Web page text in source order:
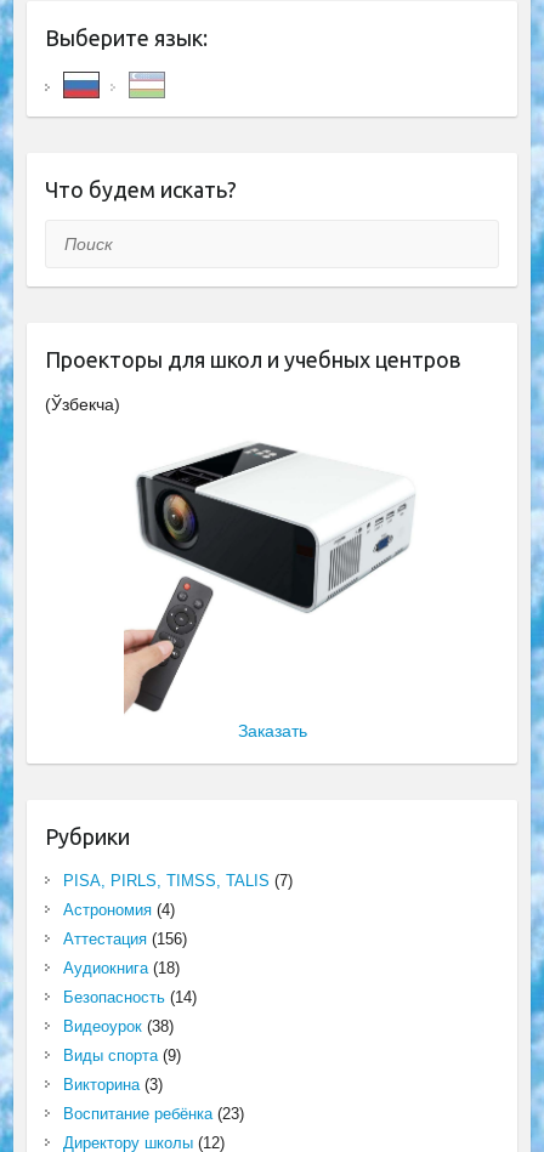
Выберите язык:
Что будем искать?
Поиск
Проекторы для школ и учебных центров
(Ўзбекча)
Заказать
Рубрики
PISA, PIRLS, TIMSS, TALIS (7)
Астрономия(4)
Аттестация(156)
Аудиокнига(18)
Безопасность(14)
Видеоурок(38)
Виды спорта(9)
Викторина(3)
Воспитание ребёнка(23)
Директору школы(12)